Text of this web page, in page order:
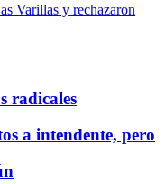
radicales
a intendente, pero